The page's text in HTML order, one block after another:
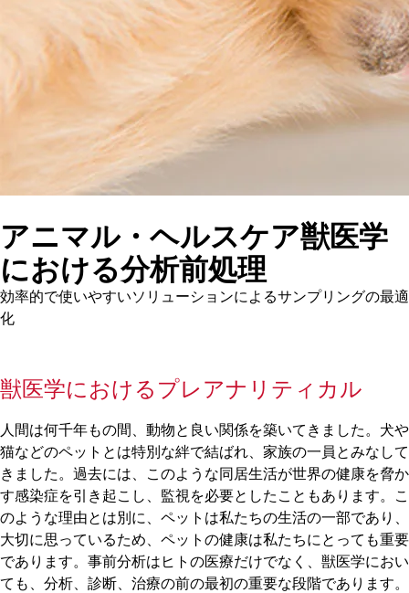
アニマル・ヘルスケア獣医学
における分析前処理
効率的で使いやすいソリューションによるサンプリングの最適
化
獣医学におけるプレアナリティカル
人間は何千年もの間、動物と良い関係を築いてきました。犬や
猫などのペットとは特別な絆で結ばれ、家族の一員とみなして
きました。過去には、このような同居生活が世界の健康を脅か
す感染症を引き起こし、監視を必要としたこともあります。こ
のような理由とは別に、ペットは私たちの生活の一部であり、
大切に思っているため、ペットの健康は私たちにとっても重要
であります。事前分析はヒトの医療だけでなく、獣医学におい
ても、分析、診断、治療の前の最初の重要な段階であります。